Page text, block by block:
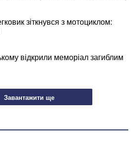
зіткнувся з мотоциклом:
відкрили меморіал загиблим
Завантажити ще